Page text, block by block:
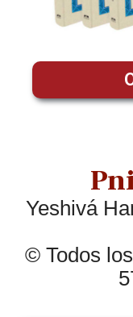
Yeshivá
© Todos